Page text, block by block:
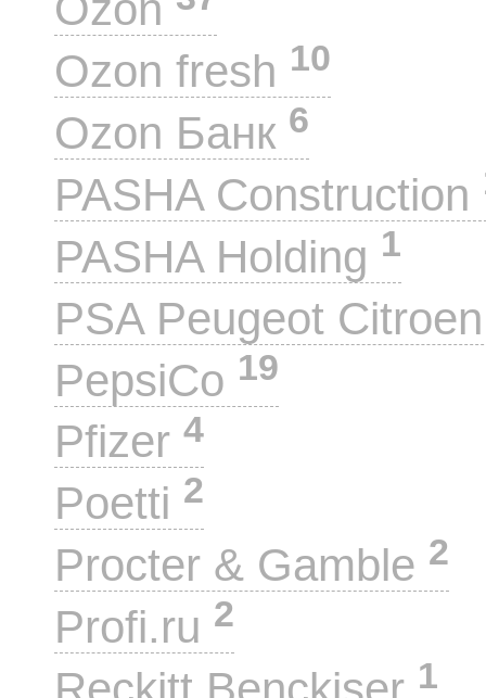
Ozon fresh 10
Ozon Банк 6
PASHA Construction
PASHA Holding 1
PSA Peugeot
PepsiCo 19
Pfizer 4
Poetti 2
Procter & Gamble 2
Profi.ru 2
1